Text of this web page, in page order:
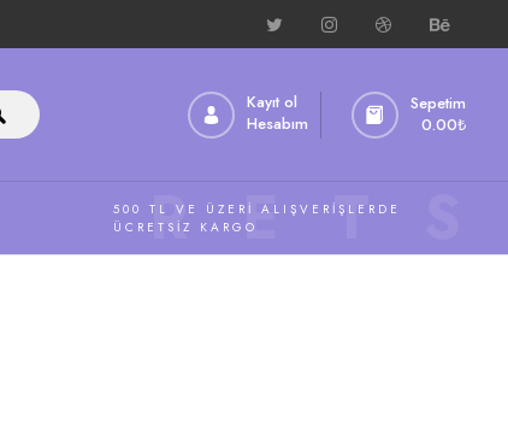
Kayıt ol
Hesabım
Sepetim
0.00₺
500 TL VE ÜZERI ALIŞVERIŞLERDE
ÜCRETSIZ KARGO